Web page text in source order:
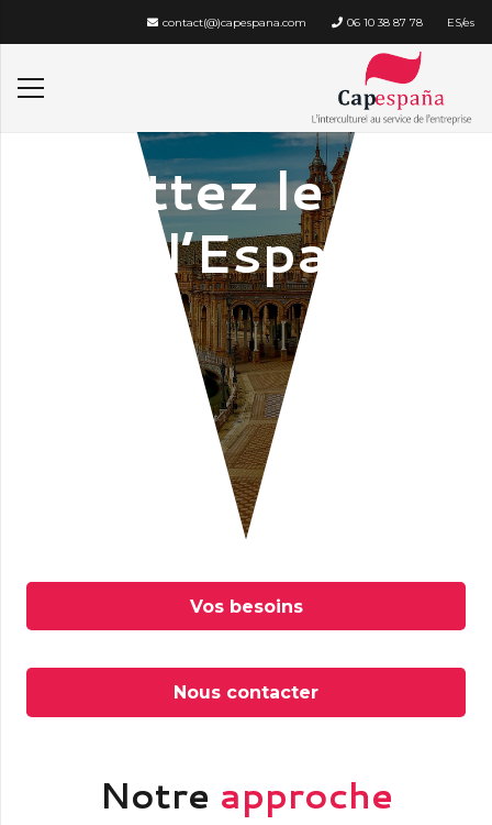
contact(@)capespana.com 06 10 38 87 78 ES/es
Mettez le cap
sur l’Espagne
Vos besoins
Nous contacter
Notre approche